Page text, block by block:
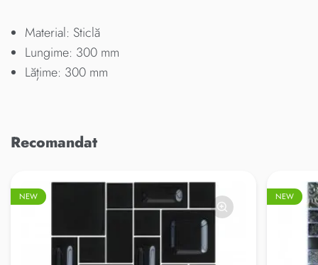
Material: Sticlă
Lungime: 300 mm
Lățime: 300 mm
Recomandat
NEW NEW